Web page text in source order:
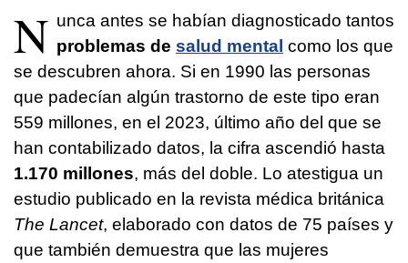
N unca antes se habían diagnosticado tantos
problemas de salud mental como los que
se descubren ahora. Si en 1990 las personas
que padecían algún trastorno de este tipo eran
559 millones, en el 2023, último año del que se
han contabilizado datos, la cifra ascendió hasta
1.170 millones, más del doble. Lo atestigua un
estudio publicado en la revista médica británica
The Lancet, elaborado con datos de 75 países y
que también demuestra que las mujeres